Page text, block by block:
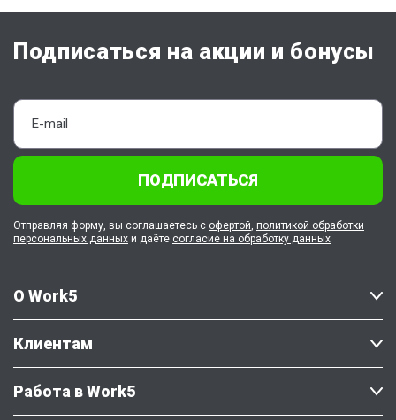
О Work5
Клиентам
Работа в Work5
Подписаться на акции и бонусы
ПОДПИСАТЬСЯ
Отправляя форму, вы соглашаетесь с офертой, политикой обработки
персональных данных и даёте согласие на обработку данных